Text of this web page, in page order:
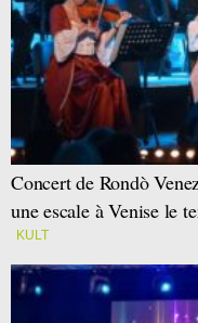
Concert de Rondò
une escale à Venise le
KULT